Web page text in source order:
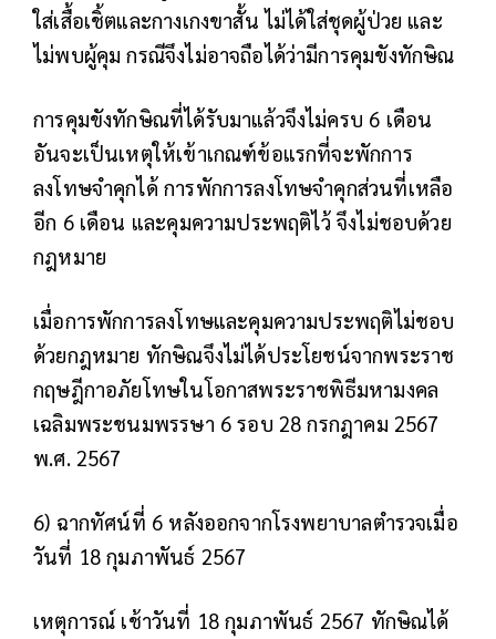
ใส่เสื้อเชิ้ตและกางเกงขาสั้น ไม่ได้ใส่ชุดผู้ป่วย และ
ไม่พบผู้คุม กรณีจึงไม่อาจถือได้ว่ามีการคุมขังทักษิณ
การคุมขังทักษิณที่ได้รับมาแล้วจึงไม่ครบ 6 เดือน
อันจะเป็นเหตุให้เข้าเกณฑ์ข้อแรกที่จะพักการ
ลงโทษจำคุกได้ การพักการลงโทษจำคุกส่วนที่เหลือ
อีก 6 เดือน และคุมความประพฤติไว้ จึงไม่ชอบด้วย
กฎหมาย
เมื่อการพักการลงโทษและคุมความประพฤติไม่ชอบ
ด้วยกฎหมาย ทักษิณจึงไม่ได้ประโยชน์จากพระราช
กฤษฎีกาอภัยโทษในโอกาสพระราชพิธีมหามงคล
เฉลิมพระชนมพรรษา 6 รอบ 28 กรกฎาคม 2567
พ.ศ. 2567
6) ฉากทัศน์ที่ 6 หลังออกจากโรงพยาบาลตำรวจเมื่อ
วันที่ 18 กุมภาพันธ์ 2567
เหตุการณ์ เช้าวันที่ 18 กุมภาพันธ์ 2567 ทักษิณได้